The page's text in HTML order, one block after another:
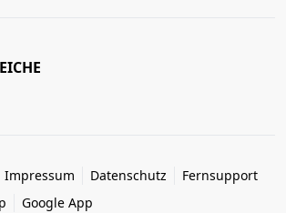
Impressum Datenschutz
Fernsupport
Google App